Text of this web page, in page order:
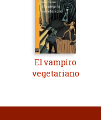
El vampiro
vegetariano